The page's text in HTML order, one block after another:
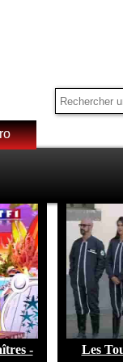
- Les